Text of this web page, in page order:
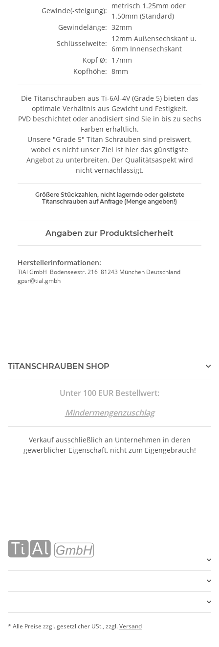
Gewinde(-steigung):
metrisch 1.25mm oder
1.50mm (Standard)
Gewindelänge: 32mm
Schlüsselweite:
12mm Außensechskant u.
6mm Innensechskant
Kopf Ø: 17mm
Kopfhöhe: 8mm
Die Titanschrauben aus Ti-6Al-4V (Grade 5) bieten das
optimale Verhältnis aus Gewicht und Festigkeit.
PVD beschichtet oder anodisiert sind Sie in bis zu sechs
Farben erhältlich.
Unsere "Grade 5" Titan Schrauben sind preiswert,
wobei es nicht unser Ziel ist hier das günstigste
Angebot zu unterbreiten. Der Qualitätsaspekt wird
nicht vernachlässigt.
Größere Stückzahlen, nicht lagernde oder gelistete
Titanschrauben auf Anfrage (Menge angeben!)
Angaben zur Produktsicherheit
Herstellerinformationen:
TiAl GmbH Bodenseestr. 216 81243 München Deutschland
gpsr@tial.gmbh
TiTANSCHRAUBEN SHOP
Unter 100 EUR Bestellwert:
Mindermengenzuschlag
Verkauf ausschließlich an Unternehmen in deren
gewerblicher Eigenschaft, nicht zum Eigengebrauch!
* Alle Preise zzgl. gesetzlicher USt., zzgl.Versand